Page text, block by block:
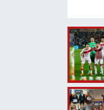
Oryantiring